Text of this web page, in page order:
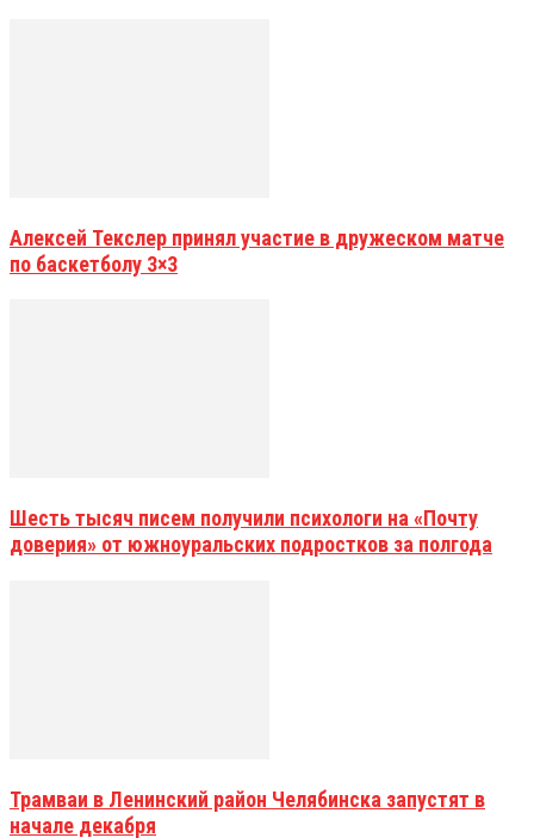
Алексей Текслер принял участие в дружеском матче
по баскетболу 3×3
Шесть тысяч писем получили психологи на «Почту
доверия» от южноуральских подростков за полгода
Трамваи в Ленинский район Челябинска запустят в
начале декабря